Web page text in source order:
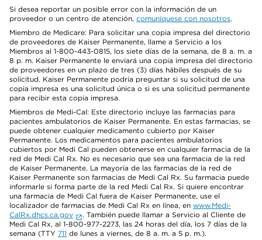
Si desea reportar un posible error con la información de un
proveedor o un centro de atención, comuníquese con nosotros.
Miembro de Medicare: Para solicitar una copia impresa del directorio
de proveedores de Kaiser Permanente, llame a Servicio a los
Miembros al 1-800-443-0815, los siete días de la semana, de 8 a. m. a
8 p. m. Kaiser Permanente le enviará una copia impresa del directorio
de proveedores en un plazo de tres (3) días hábiles después de su
solicitud. Kaiser Permanente podría preguntar si su solicitud de una
copia impresa es una solicitud única o si es una solicitud permanente
para recibir esta copia impresa.
Miembros de Medi-Cal: Este directorio incluye las farmacias para
pacientes ambulatorios de Kaiser Permanente. En estas farmacias, se
puede obtener cualquier medicamento cubierto por Kaiser
Permanente. Los medicamentos para pacientes ambulatorios
cubiertos por Medi Cal pueden obtenerse en cualquier farmacia de la
red de Medi Cal Rx. No es necesario que sea una farmacia de la red
de Kaiser Permanente. La mayoría de las farmacias de la red de
Kaiser Permanente son farmacias de Medi Cal Rx. Su farmacia puede
informarle si forma parte de la red Medi Cal Rx. Si quiere encontrar
una farmacia de Medi Cal fuera de Kaiser Permanente, use el
localizador de farmacias de Medi Cal Rx en línea, en www.Medi-
CalRx.dhcs.ca.gov
. También puede llamar a Servicio al Cliente de
Medi Cal Rx, al 1-800-977-2273, las 24 horas del día, los 7 días de la
semana (TTY 711 de lunes a viernes, de 8 a. m. a 5 p. m.).